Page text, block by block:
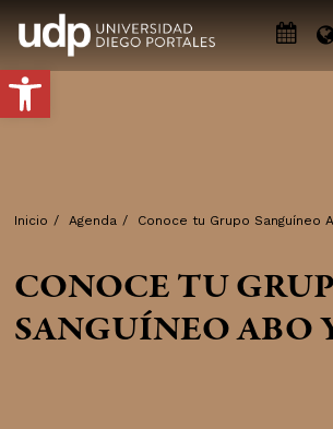
Abrir barra de herramientas
Inicio / Agenda / Conoce tu Grupo Sanguíneo
CONOCE TU
SANGUÍNEO ABO